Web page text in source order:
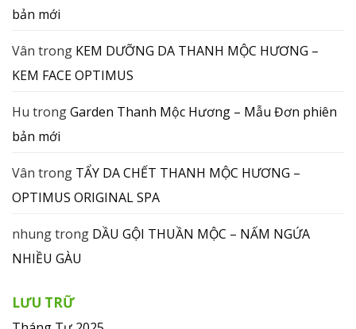
bản mới
Vân trong KEM DƯỠNG DA THANH MỘC HƯƠNG –
KEM FACE OPTIMUS
Hu trongGarden Thanh Mộc Hương – Mẫu Đơn phiên
bản mới
Vân trong TẨY DA CHẾT THANH MỘC HƯƠNG –
OPTIMUS ORIGINAL SPA
nhungtrong DẦU GỘI THUẦN MỘC – NẤM NGỨA
NHIỀU GÀU
LƯU TRỮ